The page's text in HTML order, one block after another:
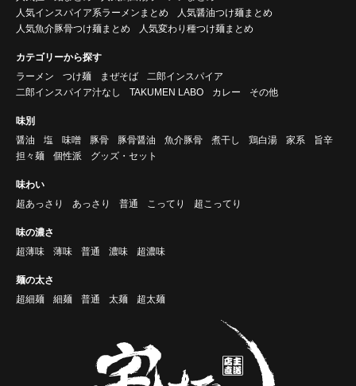
人気インスパイア系ラーメンまとめ
人気醤油つけ麺まとめ
人気魚介豚骨つけ麺まとめ
人気変わり種つけ麺まとめ
カテゴリーから探す
ラーメン
つけ麺 まぜそば
二郎インスパイア
二郎インスパイア汁なし
TAKUMEN LABO カレー その他
味別
醤油
塩 味噌 豚骨 豚骨醤油 魚介豚骨 煮干し 鶏白湯 家系
旨辛
担々麺
個性派 グッズ・セット
味わい
超あっさり
あっさり 普通 こってり 超こってり
味の濃さ
超薄味
薄味 普通 濃味 超濃味
麺の太さ
超細麺
細麺 普通 太麺 超太麺